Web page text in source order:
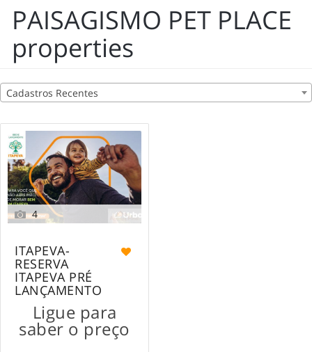
PAISAGISMO PET PLACE
properties
Cadastros Recentes
4
ITAPEVA-
RESERVA
ITAPEVA PRÉ
LANÇAMENTO
Ligue para
saber o preço